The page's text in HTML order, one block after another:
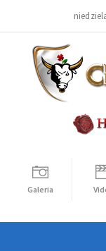
Galeria